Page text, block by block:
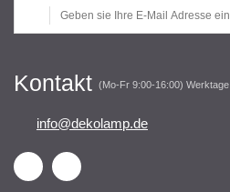
Kontakt (Mo-Fr 9:00-16:00) Werktage
info@dekolamp.de